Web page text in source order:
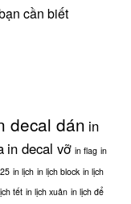
cần biết
decal dán in
in decal vỡ in flag in
in lịch in lịch block in lịch
tết in lịch xuân in lịch để